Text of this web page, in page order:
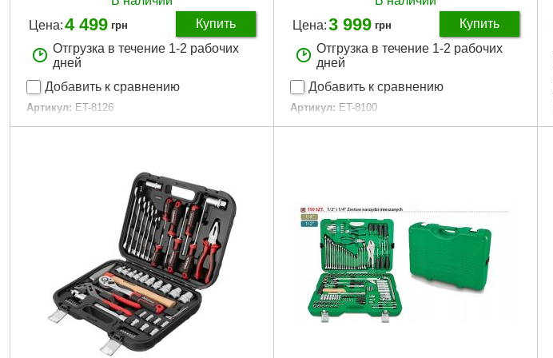
Цена:4 499 грн
Купить
Отгрузка в течение 1-2 рабочих
дней
Добавить к сравнению
Артикул: ET-8126
Трещоточная рукоятка: 1/2", 3/8", 1/4", 72
TX, HEX, PH, PZ, SL, ST
Габаритные размеры: 420*335*80 мм
Материал изготовления: Cr-V сталь
4-32 мм
Количество единиц в наборе: 126 ед.
Материал кейса: ударопрочный пластик
Габариты упаковки: 430x340x85 мм
Вес брутто: 8,600 г
Подробнее...
Цена:3 999 грн
Купить
Отгрузка в течение 1-2 рабочих
дней
Добавить к сравнению
Артикул: ET-8100
Материал изготовления:
Размер головок: 8-32 мм
Количество единиц в наборе: 100 ед.
Материал кейса: ударопрочный пластик
Габариты упаковки:
350x300x70 мм
Вес брутто: 7,200 г
Подробнее...